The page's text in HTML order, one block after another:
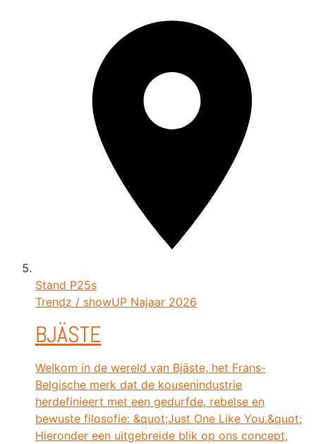
Stand P25s
Trendz / showUP Najaar 2026
BJÄSTE
Welkom in de wereld van Bjäste, het Frans-
Belgische merk dat de kousenindustrie
herdefinieert met een gedurfde, rebelse en
bewuste filosofie: &quot;Just One Like You.&quot;
Hieronder een uitgebreide blik op ons concept,